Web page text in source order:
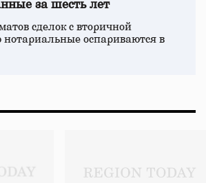
за шесть лет
сделок с вторичной
оспариваются в